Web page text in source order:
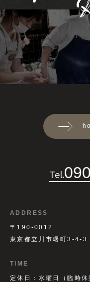
Tel.
ADDRESS
〒190-0012
東京都立川市曙町3-4-3
TIME
定休日：水曜日（臨時休